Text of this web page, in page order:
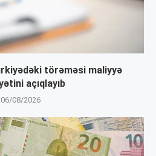
törəməsi maliyyə
açıqlayıb
06/08/2026